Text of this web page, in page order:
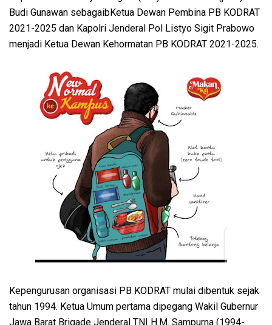
Budi Gunawan sebagaibKetua Dewan Pembina PB KODRAT
2021-2025 dan Kapolri Jenderal Pol Listyo Sigit Prabowo
menjadi Ketua Dewan Kehormatan PB KODRAT 2021-2025.
Kepengurusan organisasi PB KODRAT mulai dibentuk sejak
tahun 1994. Ketua Umum pertama dipegang Wakil Gubernur
Jawa Barat Brigade Jenderal TNI H.M. Sampurna (1994-